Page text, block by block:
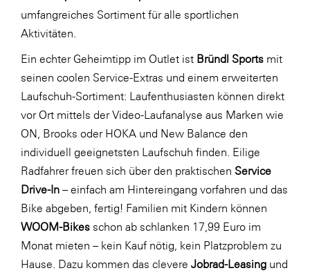
umfangreiches Sortiment für alle sportlichen
Aktivitäten.
Ein echter Geheimtipp im Outlet ist Bründl Sports mit
seinen coolen Service-Extras und einem erweiterten
Laufschuh-Sortiment: Laufenthusiasten können direkt
vor Ort mittels der Video-Laufanalyse aus Marken wie
ON, Brooks oder HOKA und New Balance den
individuell geeignetsten Laufschuh finden. Eilige
Radfahrer freuen sich über den praktischen Service
Drive-In – einfach am Hintereingang vorfahren und das
Bike abgeben, fertig! Familien mit Kindern können
WOOM-Bikes schon ab schlanken 17,99 Euro im
Monat mieten – kein Kauf nötig, kein Platzproblem zu
Hause. Dazu kommen das clevere Jobrad-Leasing und